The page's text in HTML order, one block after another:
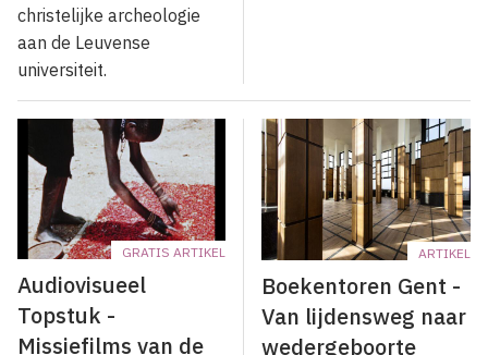
christelijke archeologie
aan de Leuvense
universiteit.
GRATIS ARTIKEL
Audiovisueel
Topstuk -
Missiefilms van de
ARTIKEL
Boekentoren Gent -
Van lijdensweg naar
wedergeboorte